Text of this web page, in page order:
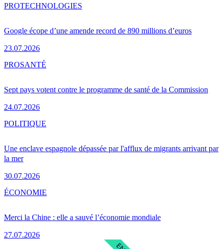
Google écope d’une amende record de 890 millions d’euros
23.07.2026
PROTECHNOLOGIES
Sept pays votent contre le programme de santé de la Commission
24.07.2026
PROSANTÉ
Une enclave espagnole dépassée par l'afflux de migrants arrivant par
la mer
30.07.2026
POLITIQUE
Merci la Chine : elle a sauvé l’économie mondiale
27.07.2026
ÉCONOMIE